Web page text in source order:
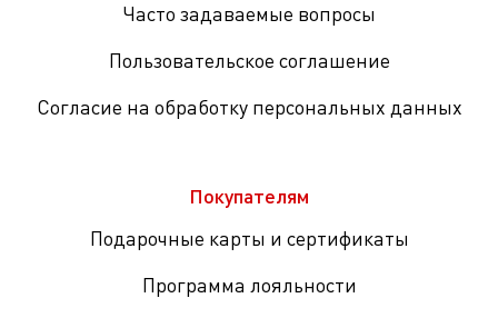
Часто задаваемые вопросы
Пользовательское соглашение
Согласие на обработку персональных данных
Покупателям
Подарочные карты и сертификаты
Программа лояльности